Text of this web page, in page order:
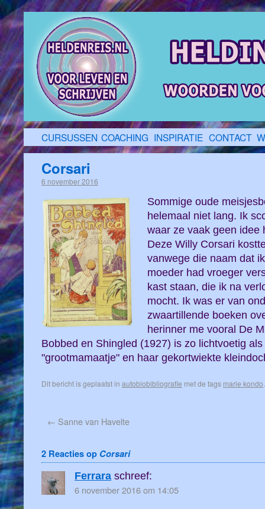
CURSUSSEN COACHING INSPIRATIE CONTACT
Corsari
6 november 2016
Sommige oude
helemaal niet lang. Ik
waar ze vaak geen idee
Deze Willy Corsari
vanwege die naam dat
moeder had vroeger
kast staan, die ik na
mocht. Ik was er van
zwaartillende boeken
herinner me vooral De
Bobbed en Shingled (1927) is zo lichtvoetig
"grootmamaatje" en haar gekortwiekte
Dit bericht is geplaatst in autobiobibliografie met de tags marie kondo
← Sanne van Havelte
2 Reacties op Corsari
Ferrara schreef:
6 november 2016 om 14:05